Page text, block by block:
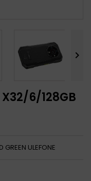

X32/6/128GB
ULEFONE